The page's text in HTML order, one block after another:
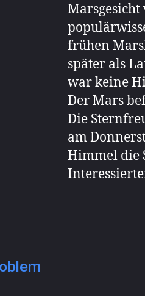
frühen
später als
war keine
Der Mars
Die
am
Himmel die